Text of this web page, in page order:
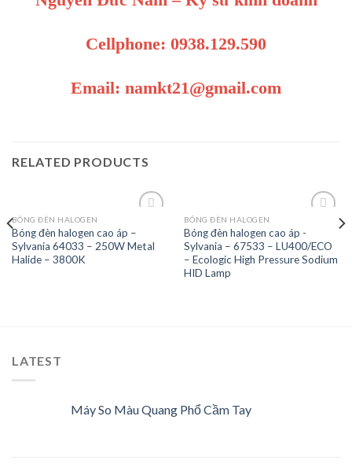
Cellphone: 0938.129.590
Email: namkt21@gmail.com
RELATED PRODUCTS
BÓNG ĐÈN HALOGEN
Bóng đèn halogen cao áp –
Sylvania 64033 – 250W Metal
Halide – 3800K
Add to
Wishlist
BÓNG ĐÈN HALOGEN
Bóng đèn halogen cao áp -
Sylvania – 67533 – LU400/ECO
– Ecologic High Pressure Sodium
HID Lamp
LATEST
Máy So Màu Quang Phổ Cầm Tay